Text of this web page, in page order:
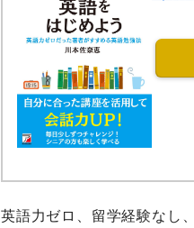
英語力ゼロ、留学経験なし